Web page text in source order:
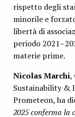
rispetto degli
minorile e
libertà di
periodo
materie prime.
Nicolas Marchi,
Sustainability &
Prometeon, ha
2025 conferma la